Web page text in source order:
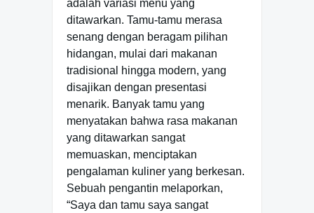
adalah variasi menu yang
ditawarkan. Tamu-tamu merasa
senang dengan beragam pilihan
hidangan, mulai dari makanan
tradisional hingga modern, yang
disajikan dengan presentasi
menarik. Banyak tamu yang
menyatakan bahwa rasa makanan
yang ditawarkan sangat
memuaskan, menciptakan
pengalaman kuliner yang berkesan.
Sebuah pengantin melaporkan,
“Saya dan tamu saya sangat